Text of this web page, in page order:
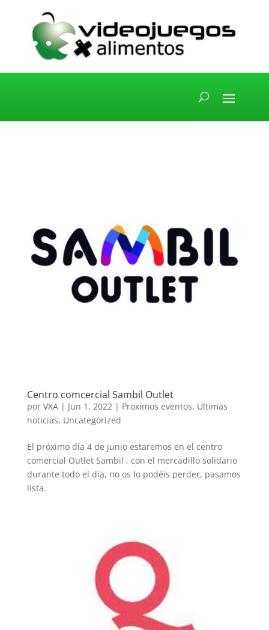
Centro comcercial Sambil Outlet
por VXA| Jun 1, 2022 | Proximos eventos, Ultimas
noticias, Uncategorized
El próximo día 4 de junio estaremos en el centro
comercial Outlet Sambil , con el mercadillo solidario
durante todo el día, no os lo podéis perder, pasamos
lista.